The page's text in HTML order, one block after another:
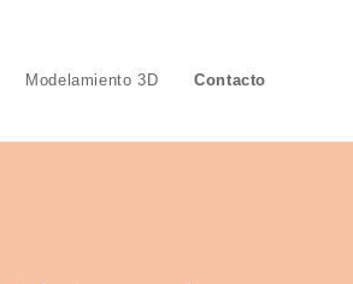
Modelamiento 3D Contacto